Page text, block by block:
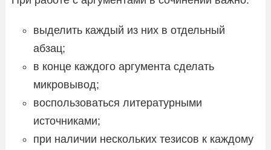
выделить каждый из них в отдельный
абзац;
в конце каждого аргумента сделать
микровывод;
воспользоваться литературными
источниками;
при наличии нескольких тезисов к каждому